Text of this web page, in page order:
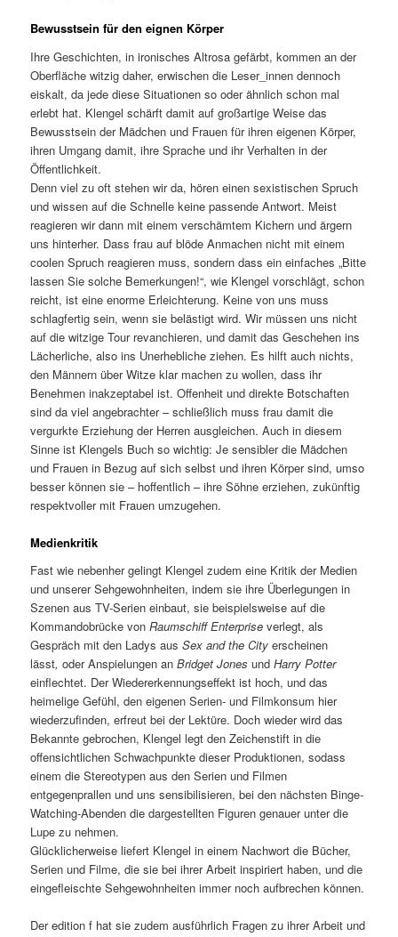
Bewusstsein für den eignen Körper
Ihre Geschichten, in ironisches Altrosa gefärbt, kommen an der
Oberfläche witzig daher, erwischen die Leser_innen dennoch
eiskalt, da jede diese Situationen so oder ähnlich schon mal
erlebt hat. Klengel schärft damit auf großartige Weise das
Bewusstsein der Mädchen und Frauen für ihren eigenen Körper,
ihren Umgang damit, ihre Sprache und ihr Verhalten in der
Öffentlichkeit.
Denn viel zu oft stehen wir da, hören einen sexistischen Spruch
und wissen auf die Schnelle keine passende Antwort. Meist
reagieren wir dann mit einem verschämtem Kichern und ärgern
uns hinterher. Dass frau auf blöde Anmachen nicht mit einem
coolen Spruch reagieren muss, sondern dass ein einfaches „Bitte
lassen Sie solche Bemerkungen!“, wie Klengel vorschlägt, schon
reicht, ist eine enorme Erleichterung. Keine von uns muss
schlagfertig sein, wenn sie belästigt wird. Wir müssen uns nicht
auf die witzige Tour revanchieren, und damit das Geschehen ins
Lächerliche, also ins Unerhebliche ziehen. Es hilft auch nichts,
den Männern über Witze klar machen zu wollen, dass ihr
Benehmen inakzeptabel ist. Offenheit und direkte Botschaften
sind da viel angebrachter – schließlich muss frau damit die
vergurkte Erziehung der Herren ausgleichen. Auch in diesem
Sinne ist Klengels Buch so wichtig: Je sensibler die Mädchen
und Frauen in Bezug auf sich selbst und ihren Körper sind, umso
besser können sie – hoffentlich – ihre Söhne erziehen, zukünftig
respektvoller mit Frauen umzugehen.
Medienkritik
Fast wie nebenher gelingt Klengel zudem eine Kritik der Medien
und unserer Sehgewohnheiten, indem sie ihre Überlegungen in
Szenen aus TV-Serien einbaut, sie beispielsweise auf die
Kommandobrücke vonRaumschiff Enterpriseverlegt, als
Gespräch mit den Ladys ausSex and the Cityerscheinen
lässt, oder Anspielungen anBridget Jones undHarry Potter
einflechtet. Der Wiedererkennungseffekt ist hoch, und das
heimelige Gefühl, den eigenen Serien- und Filmkonsum hier
wiederzufinden, erfreut bei der Lektüre. Doch wieder wird das
Bekannte gebrochen, Klengel legt den Zeichenstift in die
offensichtlichen Schwachpunkte dieser Produktionen, sodass
einem die Stereotypen aus den Serien und Filmen
entgegenprallen und uns sensibilisieren, bei den nächsten Binge-
Watching-Abenden die dargestellten Figuren genauer unter die
Lupe zu nehmen.
Glücklicherweise liefert Klengel in einem Nachwort die Bücher,
Serien und Filme, die sie bei ihrer Arbeit inspiriert haben, und die
eingefleischte Sehgewohnheiten immer noch aufbrechen können.
Der edition f hat sie zudem ausführlich Fragen zu ihrer Arbeit und